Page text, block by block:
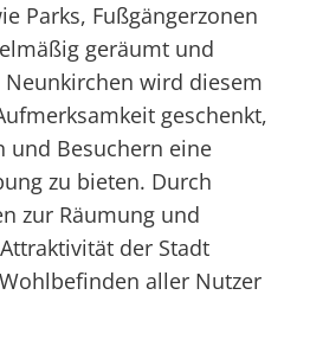
Parks, Fußgängerzonen
geräumt und
wird diesem
geschenkt,
und Besuchern eine
zu bieten. Durch
zur Räumung und
der Stadt
aller Nutzer